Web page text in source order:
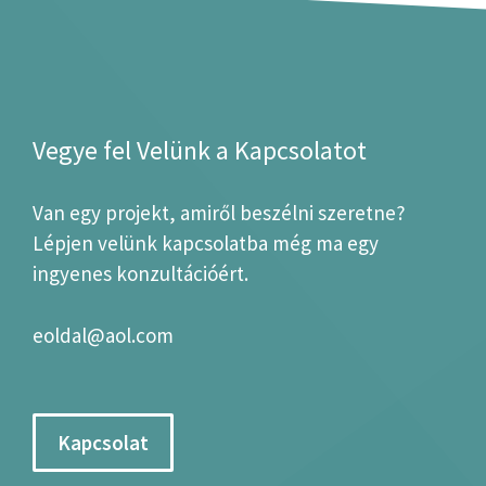
Vegye fel Velünk a Kapcsolatot
Van egy projekt, amiről beszélni szeretne?
Lépjen velünk kapcsolatba még ma egy
ingyenes konzultációért.
eoldal@aol.com
Kapcsolat